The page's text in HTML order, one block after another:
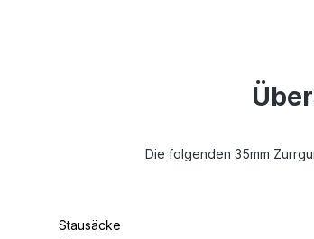
Die folgenden 35mm
Stausäcke